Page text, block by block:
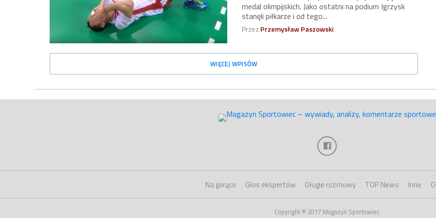
medal olimpijskich. Jako ostatni na podium Igrzysk
stanęli piłkarze i od tego...
PrzezPrzemysław Paszowski
WIĘCEJ WPISÓW
Na gorąco Głos ekspertów Długie rozmowy TOP News Inne
Copyright © 2017 Magazyn Sportowiec